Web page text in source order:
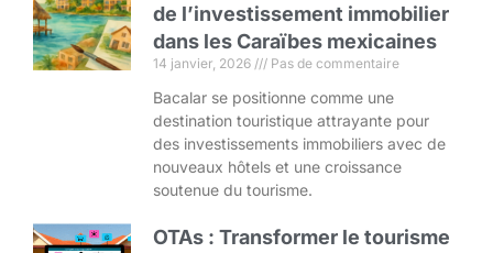
de l’investissement immobilier
dans les Caraïbes mexicaines
14 janvier, 2026 Pas de commentaire
Bacalar se positionne comme une
destination touristique attrayante pour
des investissements immobiliers avec de
nouveaux hôtels et une croissance
soutenue du tourisme.
OTAs : Transformer le tourisme